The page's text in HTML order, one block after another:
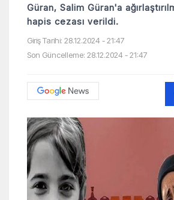
Güran, Salim Güran'a
hapis cezası verildi.
Giriş Tarihi: 28.12.2024 - 21:47
Son Güncelleme: 28.12.2024 - 21:47